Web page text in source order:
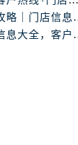
预约）
2026年7月浪琴
2026年7月重磅通